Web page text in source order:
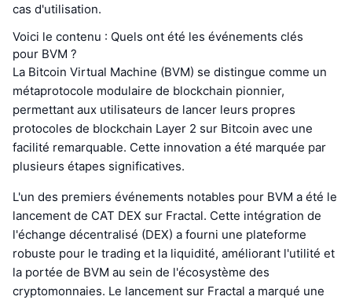
cas d'utilisation.
Voici le contenu : Quels ont été les événements clés
pour BVM ?
La Bitcoin Virtual Machine (BVM) se distingue comme un
métaprotocole modulaire de blockchain pionnier,
permettant aux utilisateurs de lancer leurs propres
protocoles de blockchain Layer 2 sur Bitcoin avec une
facilité remarquable. Cette innovation a été marquée par
plusieurs étapes significatives.
L'un des premiers événements notables pour BVM a été le
lancement de CAT DEX sur Fractal. Cette intégration de
l'échange décentralisé (DEX) a fourni une plateforme
robuste pour le trading et la liquidité, améliorant l'utilité et
la portée de BVM au sein de l'écosystème des
cryptomonnaies. Le lancement sur Fractal a marqué une